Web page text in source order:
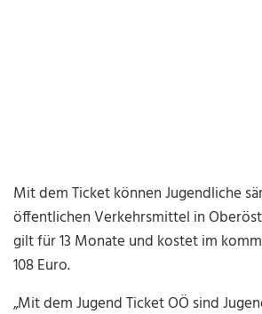
Mit dem Ticket können Jugendliche
öffentlichen Verkehrsmittel in
gilt für 13 Monate und kostet im
108 Euro.
„Mit dem Jugend Ticket OÖ sind